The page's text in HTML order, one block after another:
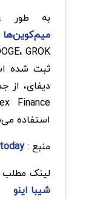
به طور
میم‌کوین‌ها
ثبت شده
استفاده
منبع :
لینک مطلب
شیبا اینو